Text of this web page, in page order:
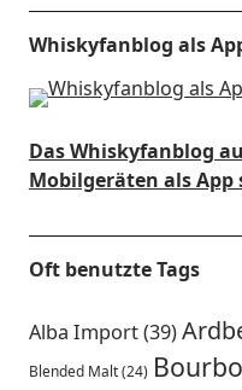
Whiskyfanblog als
Das Whiskyfanblog
Mobilgeräten als App
Oft benutzte Tags
Alba Import(39)
Blended Malt(24)